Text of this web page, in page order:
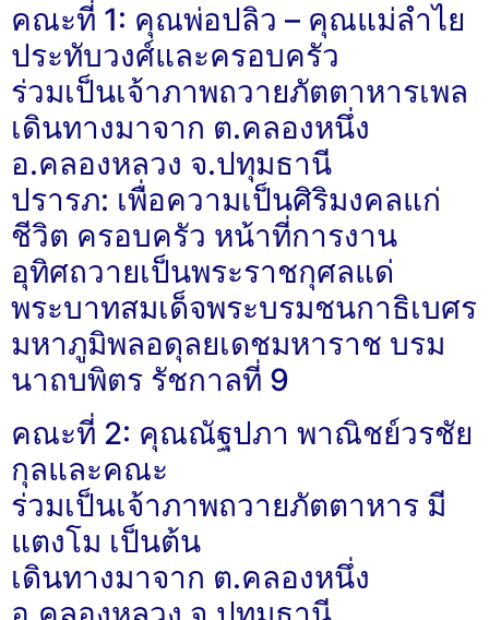
คณะที่ 1: คุณพ่อปลิว – คุณแม่ลำไย
ประทับวงศ์และครอบครัว
ร่วมเป็นเจ้าภาพถวายภัตตาหารเพล
เดินทางมาจาก ต.คลองหนึ่ง
อ.คลองหลวง จ.ปทุมธานี
ปรารภ: เพื่อความเป็นศิริมงคลแก่
ชีวิต ครอบครัว หน้าที่การงาน
อุทิศถวายเป็นพระราชกุศลแด่
พระบาทสมเด็จพระบรมชนกาธิเบศร
มหาภูมิพลอดุลยเดชมหาราช บรม
นาถบพิตร รัชกาลที่ 9
คณะที่ 2: คุณณัฐปภา พาณิชย์วรชัย
กุลและคณะ
ร่วมเป็นเจ้าภาพถวายภัตตาหาร มี
แตงโม เป็นต้น
เดินทางมาจาก ต.คลองหนึ่ง